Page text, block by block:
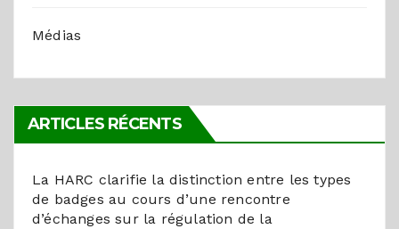
Médias
ARTICLES RÉCENTS
La HARC clarifie la distinction entre les types
de badges au cours d’une rencontre
d’échanges sur la régulation de la